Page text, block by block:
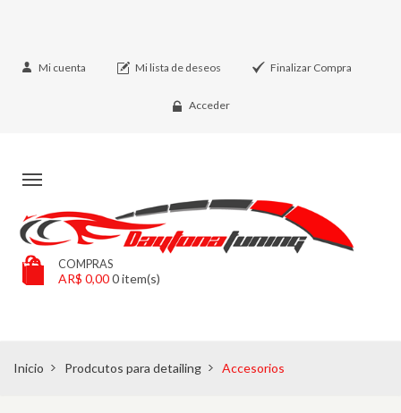
Mi cuenta Mi lista de deseos Finalizar Compra
Acceder
COMPRAS
AR$ 0,000item(s)
Inicio Prodcutos para detailing Accesorios